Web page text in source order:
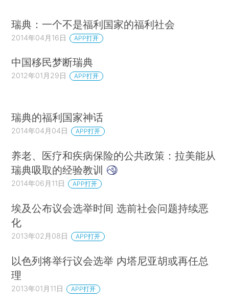
瑞典：一个不是福利国家的福利社会
2014年04月16日 APP打开
中国移民梦断瑞典
2012年01月29日 APP打开
瑞典的福利国家神话
2014年04月04日 APP打开
养老、医疗和疾病保险的公共政策：拉美能从
瑞典吸取的经验教训
2014年06月11日 APP打开
埃及公布议会选举时间 选前社会问题持续恶
化
2013年02月08日 APP打开
以色列将举行议会选举 内塔尼亚胡或再任总
理
2013年01月11日 APP打开